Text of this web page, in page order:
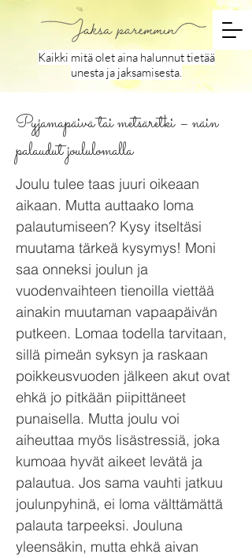
Kaikki mitä olet aina halunnut tietää
unesta ja jaksamisesta.
Pyjamapäivä tai metsäretki – näin
palaudut joululomalla
Joulu tulee taas juuri oikeaan
aikaan. Mutta auttaako loma
palautumiseen? Kysy itseltäsi
muutama tärkeä kysymys! Moni
saa onneksi joulun ja
vuodenvaihteen tienoilla viettää
ainakin muutaman vapaapäivän
putkeen. Lomaa todella tarvitaan,
sillä pimeän syksyn ja raskaan
poikkeusvuoden jälkeen akut ovat
ehkä jo pitkään piipittäneet
punaisella. Mutta joulu voi
aiheuttaa myös lisästressiä, joka
kumoaa hyvät aikeet levätä ja
palautua. Jos sama vauhti jatkuu
joulunpyhinä, ei loma välttämättä
palauta tarpeeksi. Jouluna
yleensäkin, mutta ehkä aivan